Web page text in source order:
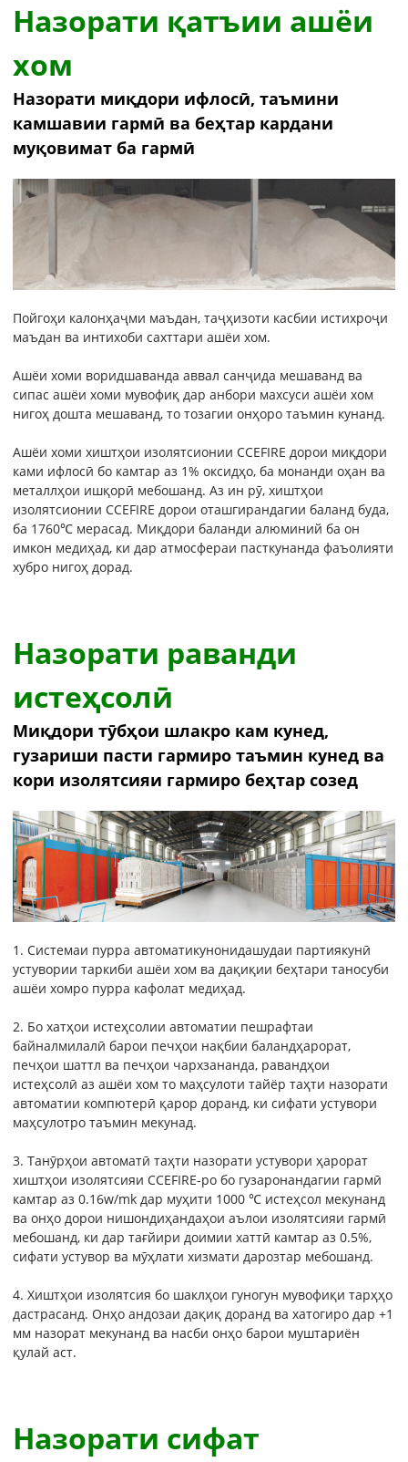
Назорати қатъии ашёи
хом
Назорати миқдори ифлосӣ, таъмини
камшавии гармӣ ва беҳтар кардани
муқовимат ба гармӣ
Пойгоҳи калонҳаҷми маъдан, таҷҳизоти касбии истихроҷи
маъдан ва интихоби сахттари ашёи хом.
Ашёи хоми воридшаванда аввал санҷида мешаванд ва
сипас ашёи хоми мувофиқ дар анбори махсуси ашёи хом
нигоҳ дошта мешаванд, то тозагии онҳоро таъмин кунанд.
Ашёи хоми хиштҳои изолятсионии CCEFIRE дорои миқдори
ками ифлосӣ бо камтар аз 1% оксидҳо, ба монанди оҳан ва
металлҳои ишқорӣ мебошанд. Аз ин рӯ, хиштҳои
изолятсионии CCEFIRE дорои оташгирандагии баланд буда,
ба 1760℃ мерасад. Миқдори баланди алюминий ба он
имкон медиҳад, ки дар атмосфераи пасткунанда фаъолияти
хубро нигоҳ дорад.
Назорати раванди
истеҳсолӣ
Миқдори тӯбҳои шлакро кам кунед,
гузариши пасти гармиро таъмин кунед ва
кори изолятсияи гармиро беҳтар созед
1. Системаи пурра автоматикунонидашудаи партиякунӣ
устувории таркиби ашёи хом ва дақиқии беҳтари таносуби
ашёи хомро пурра кафолат медиҳад.
2. Бо хатҳои истеҳсолии автоматии пешрафтаи
байналмилалӣ барои печҳои нақбии баландҳарорат,
печҳои шаттл ва печҳои чархзананда, равандҳои
истеҳсолӣ аз ашёи хом то маҳсулоти тайёр таҳти назорати
автоматии компютерӣ қарор доранд, ки сифати устувори
маҳсулотро таъмин мекунад.
3. Танӯрҳои автоматӣ таҳти назорати устувори ҳарорат
хиштҳои изолятсияи CCEFIRE-ро бо гузаронандагии гармӣ
камтар аз 0.16w/mk дар муҳити 1000 ℃ истеҳсол мекунанд
ва онҳо дорои нишондиҳандаҳои аълои изолятсияи гармӣ
мебошанд, ки дар тағйири доимии хаттӣ камтар аз 0.5%,
сифати устувор ва мӯҳлати хизмати дарозтар мебошанд.
4. Хиштҳои изолятсия бо шаклҳои гуногун мувофиқи тарҳҳо
дастрасанд. Онҳо андозаи дақиқ доранд ва хатогиро дар +1
мм назорат мекунанд ва насби онҳо барои муштариён
қулай аст.
Назорати сифат